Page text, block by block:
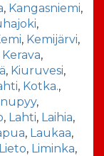
, Kangasniemi,
,
, Kemijärvi,
Kerava,
, Kiuruvesi,
, Kotka.,
,
, Lahti, Laihia,
, Laukaa,
Lieto, Liminka,